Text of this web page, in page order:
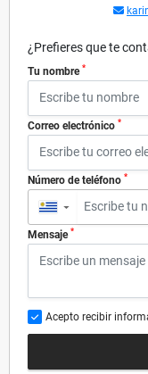
¿Prefieres que te
Tu nombre *
Correo electrónico *
Número de teléfono *
▼
Mensaje *
Acepto recibir